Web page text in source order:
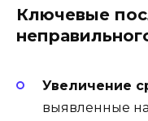
Ключевые
Увеличение
выявленные на